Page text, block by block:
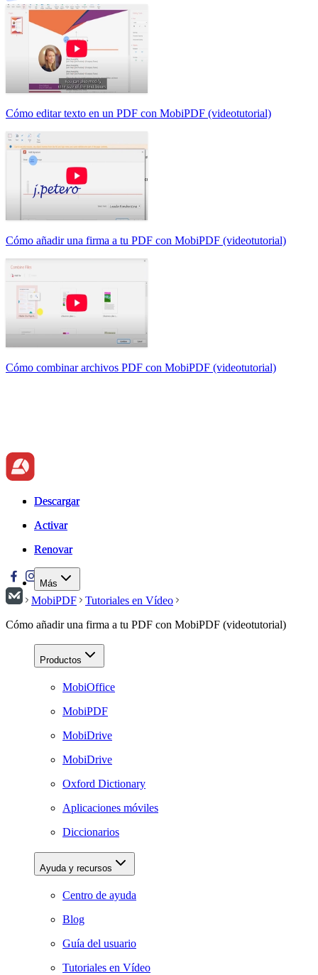
Cómo editar texto en un PDF con MobiPDF (videotutorial)
Cómo añadir una firma a tu PDF con MobiPDF (videotutorial)
Cómo combinar archivos PDF con MobiPDF (videotutorial)
Descargar
Activar
Renovar
Más
Descargar
Activar
Renovar
MobiPDF
Tutoriales en Vídeo
Cómo añadir una firma a tu PDF con MobiPDF (videotutorial)
Productos
MobiOffice
MobiPDF
MobiDrive
MobiDrive
Oxford Dictionary
Aplicaciones móviles
Diccionarios
Ayuda y recursos
Centro de ayuda
Blog
Guía del usuario
Tutoriales en Vídeo